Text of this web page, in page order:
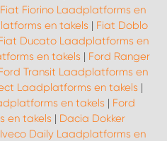
Fiat Fiorino Laadplatforms en
en takels | Fiat Doblo
Ducato Laadplatforms en
en takels | Ford Ranger
Transit Laadplatforms en
Laadplatforms en takels |
en takels | Ford
en takels | Dacia Dokker
Iveco Daily Laadplatforms en